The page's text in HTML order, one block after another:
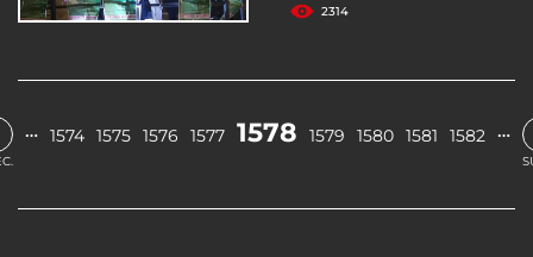
2314
… 1574 1575 1576 1577 1578 1579 1580 1581 1582 …